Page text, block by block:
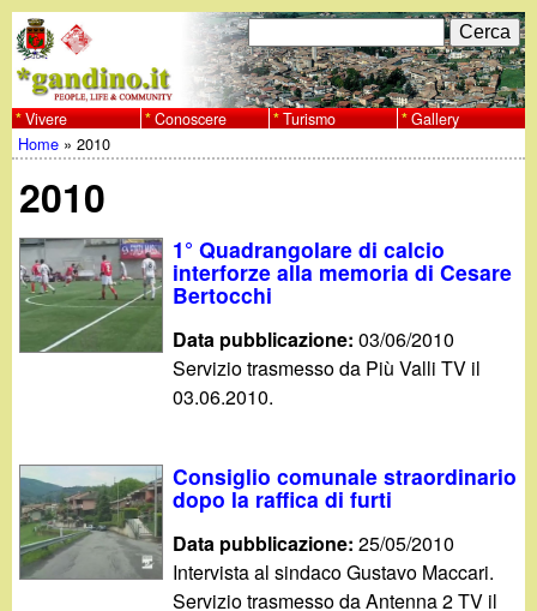
al
contenuto
w
w
w
.
g
n
d
i
F
o
r
d
i
r
i
e
r
c
C
e
r
c
Vivere Conoscere Turismo Gallery
Tu
sei
qui
Home »2010
2010
1° Quadrangolare di calcio
interforze alla memoria di Cesare
Bertocchi
Data pubblicazione:03/06/2010
Servizio trasmesso da Più Valli TV il
03.06.2010.
Consiglio comunale straordinario
dopo la raffica di furti
Data pubblicazione:25/05/2010
Intervista al sindaco Gustavo Maccari.
Servizio trasmesso da Antenna 2 TV il